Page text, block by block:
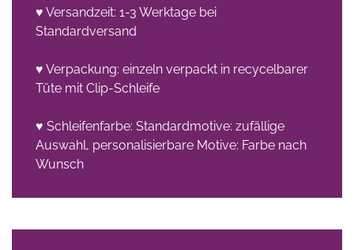
♥ Versandzeit: 1-3 Werktage bei
Standardversand
♥ Verpackung: einzeln verpackt in recycelbarer
Tüte mit Clip-Schleife
♥ Schleifenfarbe: Standardmotive: zufällige
Auswahl, personalisierbare Motive: Farbe nach
Wunsch